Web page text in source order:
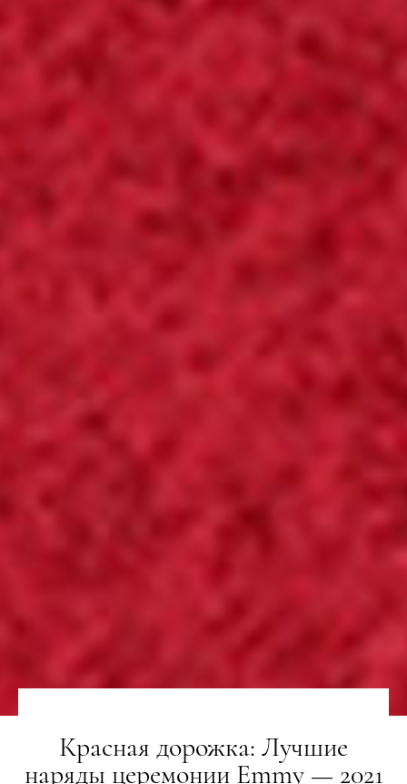
Красная дорожка: Лучшие
наряды церемонии Emmy — 2021